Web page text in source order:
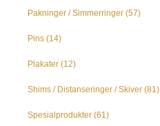
Pakninger / Simmerringer (57)
Pins (14)
Plakater (12)
Shims / Distanseringer / Skiver (81)
Spesialprodukter (61)